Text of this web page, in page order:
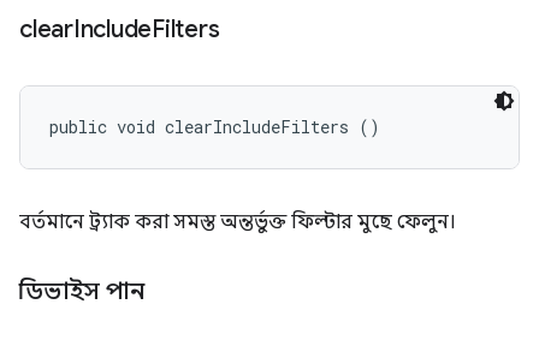
clearIncludeFilters
public void clearIncludeFilters ()
বর্তমানে ট্র্যাক করা সমস্ত অন্তর্ভুক্ত ফিল্টার মুছে ফেলুন।
ডিভাইস পান